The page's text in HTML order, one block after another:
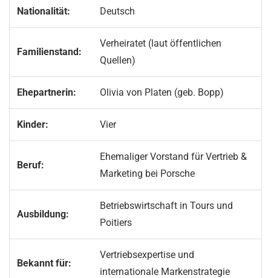
Nationalität: Deutsch
Familienstand:
Verheiratet (laut öffentlichen
Quellen)
Ehepartnerin: Olivia von Platen (geb. Bopp)
Kinder: Vier
Beruf:
Ehemaliger Vorstand für Vertrieb &
Marketing bei Porsche
Ausbildung:
Betriebswirtschaft in Tours und
Poitiers
Bekannt für:
Vertriebsexpertise und
internationale Markenstrategie